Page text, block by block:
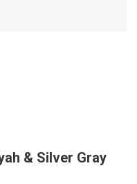
& Silver Gray